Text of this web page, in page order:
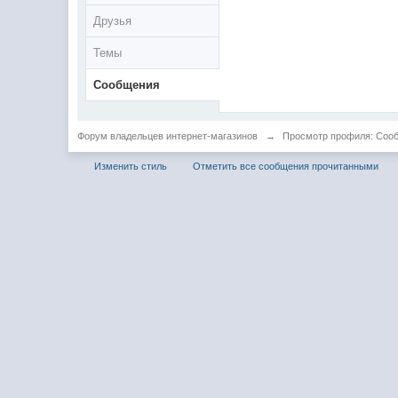
Друзья
Темы
Сообщения
Форум владельцев интернет-магазинов → Просмотр профиля:
Изменить стиль Отметить все сообщения прочитанными